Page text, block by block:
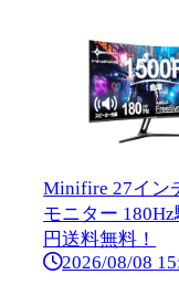
Minifire 27イン
モニター
円送料無料！
2026/08/08